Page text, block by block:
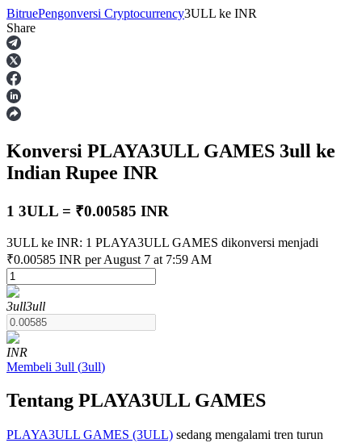
Berjangka
USDT Berjangka
Kontrak berjangka menggunakan USDT sebagai jaminannya
COIN-M Berjangka
BitruePengonversi Cryptocurrency3ULL ke INR
Share
Konversi PLAYA3ULL GAMES 3ull ke
Indian Rupee INR
1 3ULL = ₹0.00585 INR
3ULL ke INR: 1 PLAYA3ULL GAMES dikonversi menjadi
₹0.00585 INR per August 7 at 7:59 AM
3ull3ull
INR
Membeli 3ull (3ull)
Tentang PLAYA3ULL GAMES
PLAYA3ULL GAMES (3ULL) sedang mengalami tren turun